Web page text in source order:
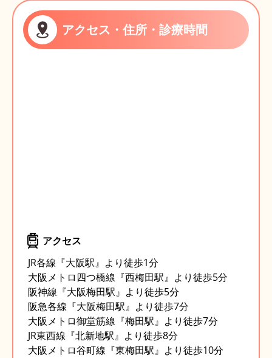
アクセス・住所・診療時間
アクセス
JR各線『大阪駅』より徒歩1分
大阪メトロ四つ橋線『西梅田駅』より徒歩5分
阪神線『大阪梅田駅』より徒歩5分
阪急各線『大阪梅田駅』より徒歩7分
大阪メトロ御堂筋線『梅田駅』より徒歩7分
JR東西線『北新地駅』より徒歩8分
大阪メトロ谷町線『東梅田駅』より徒歩10分